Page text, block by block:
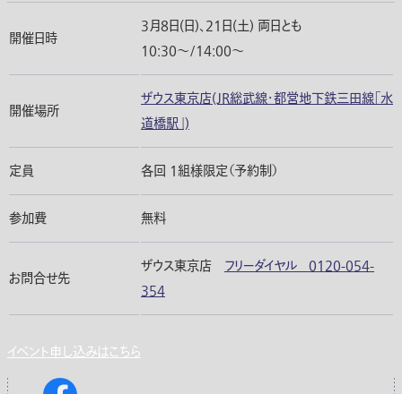
開催日時
3月8日(日)、21日(土) 両日とも
10:30〜/14:00〜
開催場所
ザウス東京店(JR総武線・都営地下鉄三田線「水
道橋駅」)
定員 各回 1組様限定（予約制）
参加費 無料
お問合せ先
ザウス東京店 フリーダイヤル 0120-054-
354
イベント申し込みはこちら